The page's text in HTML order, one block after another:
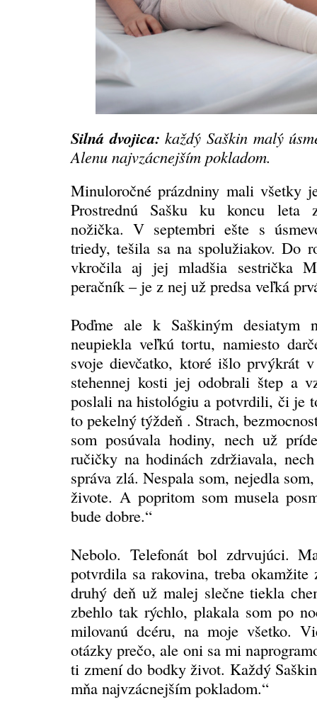
Silná dvojica: každý Saškin malý
Alenu najvzácnejším pokladom.
Minuloročné prázdniny mali všetky
Prostrednú Sašku ku koncu leta
nožička. V septembri ešte s
triedy, tešila sa na spolužiakov. Do
vkročila aj jej mladšia sestrička
peračník – je z nej už predsa veľká
Poďme ale k Saškiným desiatym
neupiekla veľkú tortu, namiesto
svoje dievčatko, ktoré išlo prvýkrát
stehennej kosti jej odobrali štep a
poslali na histológiu a potvrdili, či je
to pekelný týždeň . Strach,
som posúvala hodiny, nech už
ručičky na hodinách zdržiavala,
správa zlá. Nespala som, nejedla
živote. A popritom som musela
bude dobre.“
Nebolo. Telefonát bol zdrvujúci.
potvrdila sa rakovina, treba
druhý deň už malej slečne tiekla
zbehlo tak rýchlo, plakala som po
milovanú dcéru, na moje všetko.
otázky prečo, ale oni sa mi
ti zmení do bodky život. Každý
mňa najvzácnejším pokladom.“